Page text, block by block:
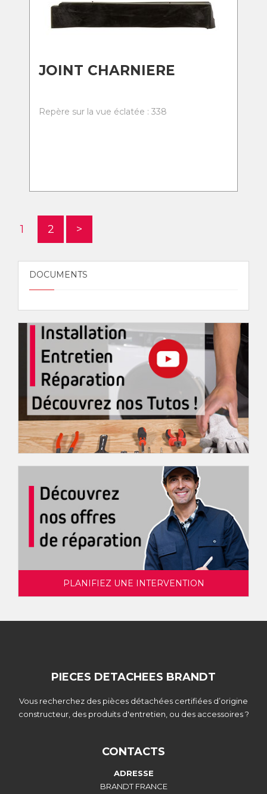
JOINT CHARNIERE
Repère sur la vue éclatée : 338
1 2 >
DOCUMENTS
PLANIFIEZ UNE INTERVENTION
PIECES DETACHEES BRANDT
Vous recherchez des pièces détachées certifiées d’origine
constructeur, des produits d'entretien, ou des accessoires ?
CONTACTS
ADRESSE
BRANDT FRANCE